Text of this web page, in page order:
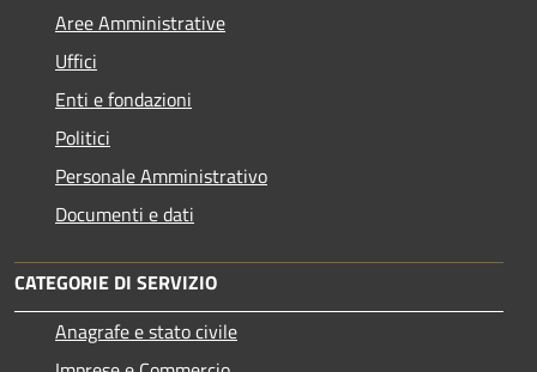
Aree Amministrative
Uffici
Enti e fondazioni
Politici
Personale Amministrativo
Documenti e dati
CATEGORIE DI SERVIZIO
Anagrafe e stato civile